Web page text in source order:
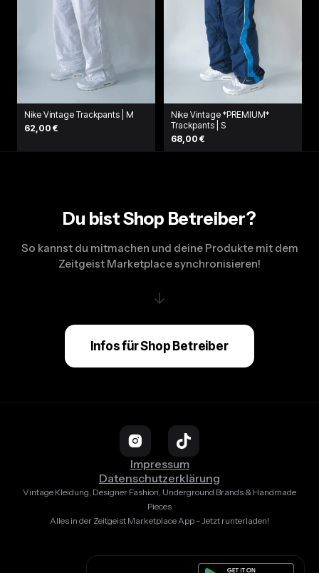
Nike Vintage Trackpants | M
62,00 €
Nike Vintage *PREMIUM*
Trackpants | S
68,00 €
Du bist Shop Betreiber?
So kannst du mitmachen und deine Produkte mit dem
Zeitgeist Marketplace synchronisieren!
↓
Infos für Shop Betreiber
Impressum
Datenschutzerklärung
Vintage Kleidung, Designer Fashion, Underground Brands & Handmade
Pieces
Alles in der Zeitgeist Marketplace App – Jetzt runterladen!